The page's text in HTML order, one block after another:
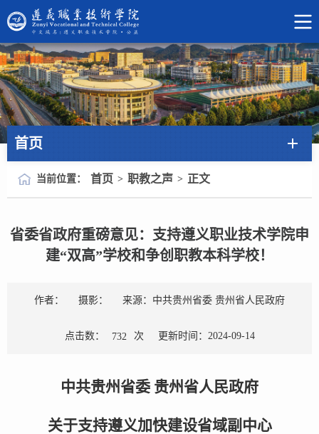
首页
当前位置： 首页 > 职教之声 > 正文
省委省政府重磅意见：支持遵义职业技术学院申
建“双高”学校和争创职教本科学校！
作者： 摄影： 来源：中共贵州省委 贵州省人民政府
点击数： 732 次 更新时间：2024-09-14
中共贵州省委 贵州省人民政府
关于支持遵义加快建设省域副中心